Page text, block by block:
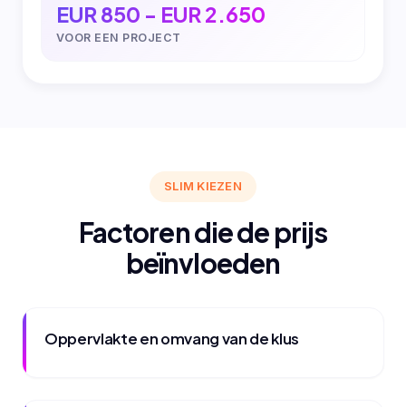
EUR 850 - EUR 2.650
VOOR EEN PROJECT
SLIM KIEZEN
Factoren die de prijs
beïnvloeden
Oppervlakte en omvang van de klus